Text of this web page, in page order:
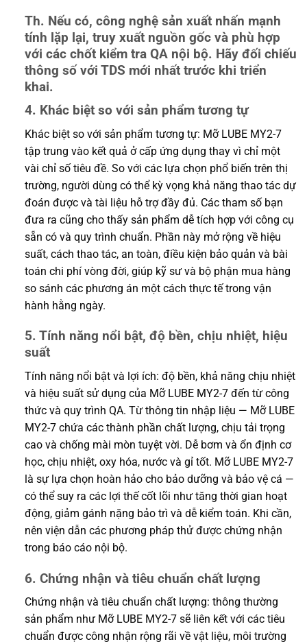
Th. Nếu có, công nghệ sản xuất nhấn mạnh
tính lặp lại, truy xuất nguồn gốc và phù hợp
với các chốt kiểm tra QA nội bộ. Hãy đối chiếu
thông số với TDS mới nhất trước khi triển
khai.
4. Khác biệt so với sản phẩm tương tự
Khác biệt so với sản phẩm tương tự: Mỡ LUBE MY2-7
tập trung vào kết quả ở cấp ứng dụng thay vì chỉ một
vài chỉ số tiêu đề. So với các lựa chọn phổ biến trên thị
trường, người dùng có thể kỳ vọng khả năng thao tác dự
đoán được và tài liệu hỗ trợ đầy đủ. Các tham số bạn
đưa ra cũng cho thấy sản phẩm dễ tích hợp với công cụ
sẵn có và quy trình chuẩn. Phần này mở rộng về hiệu
suất, cách thao tác, an toàn, điều kiện bảo quản và bài
toán chi phí vòng đời, giúp kỹ sư và bộ phận mua hàng
so sánh các phương án một cách thực tế trong vận
hành hằng ngày.
5. Tính năng nổi bật, độ bền, chịu nhiệt, hiệu
suất
Tính năng nổi bật và lợi ích: độ bền, khả năng chịu nhiệt
và hiệu suất sử dụng của Mỡ LUBE MY2-7 đến từ công
thức và quy trình QA. Từ thông tin nhập liệu — Mỡ LUBE
MY2-7 chứa các thành phần chất lượng, chịu tải trọng
cao và chống mài mòn tuyệt vời. Dễ bơm và ổn định cơ
học, chịu nhiệt, oxy hóa, nước và gỉ tốt. Mỡ LUBE MY2-7
là sự lựa chọn hoàn hảo cho bảo dưỡng và bảo vệ cá —
có thể suy ra các lợi thế cốt lõi như tăng thời gian hoạt
động, giảm gánh nặng bảo trì và dễ kiểm toán. Khi cần,
nên viện dẫn các phương pháp thử được chứng nhận
trong báo cáo nội bộ.
6. Chứng nhận và tiêu chuẩn chất lượng
Chứng nhận và tiêu chuẩn chất lượng: thông thường
sản phẩm như Mỡ LUBE MY2-7 sẽ liên kết với các tiêu
chuẩn được công nhận rộng rãi về vật liệu, môi trường